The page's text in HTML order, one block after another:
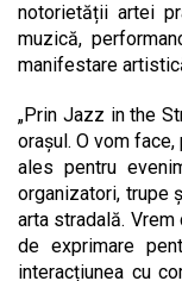
notorietății artei
muzică,
manifestare
„Prin Jazz in the
orașul. O vom
ales pentru
organizatori, trupe
arta stradală.
de exprimare
interacțiunea cu